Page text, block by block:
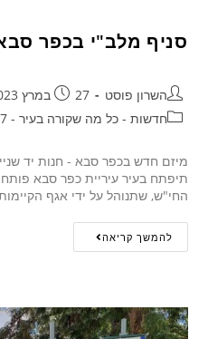
סניף מלב"י בכפר
השרון פוסט
27 במרץ 2023
חדשות - כל מה שקורה בעיר - 24/7
מיזם חדש בכפר סבא - חנות יד
תיפתח בעיר עיריית כפר סבא
החי"ש, שתנוהל על ידי אגף
להמשך קריאה